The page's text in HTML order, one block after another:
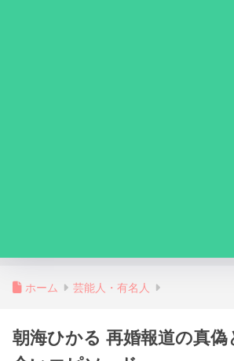
ホーム 芸能人・有名人
朝海ひかる 再婚報道の真偽